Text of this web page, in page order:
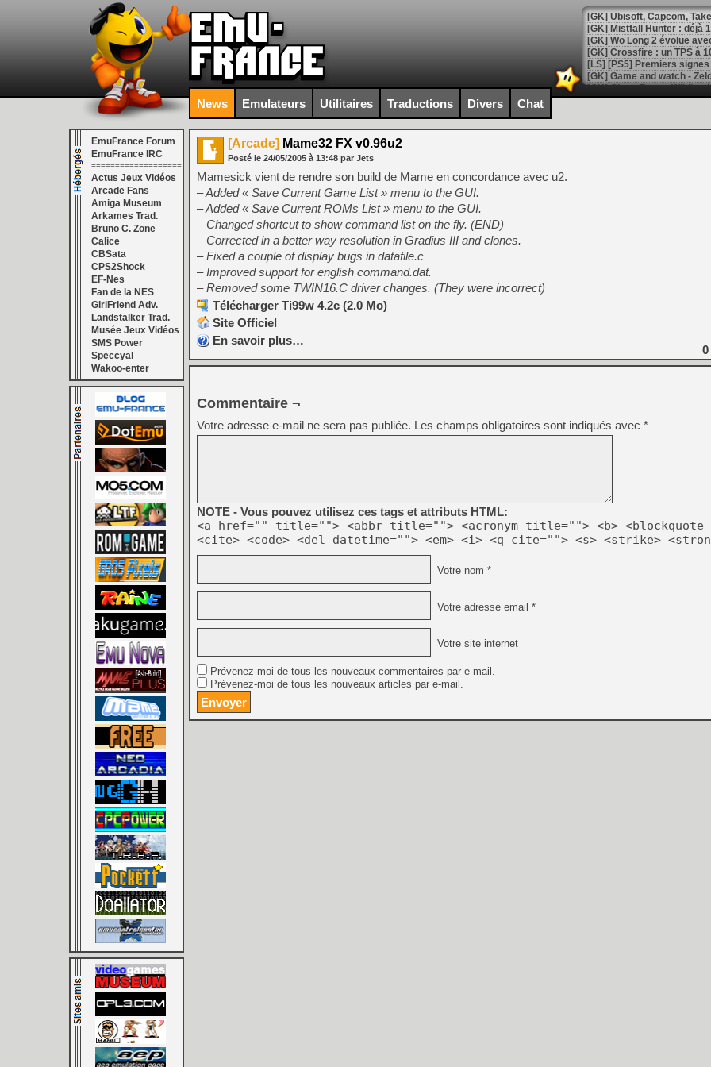
[GK] Mistfall Hunter : déjà
[GK] Wo Long 2 évolue
[GK] Crossfire : un TPS à
[LS] [PS5] Premiers
[Mo5] DOOM arrive en
[GK] Bethesda fête les 30
[GK] Roblox : l'action en
[GK] Agenda - GeForce
[LS] [PS5] ps5-y2jb-
[GK] Pourquoi Marvel
[GK] Test : Restory : Chill
[GK] GTA 6 : Rockstar
[GK] Hot Wheels Infinite
[GK] Mémoire cash -
[GK] Résultats Nintendo :
[GK] Déjà des
[Mo5] Brickboy cherche à
[GK] Minecraft et ses «
[GK] Beast of
[GK] Ubisoft : fin de partie
[GK] Mémoire cash -
[GK] Dan Houser (GTA)
[GK] Comment EA Sports
[GK] Crimson Moon : un
[GK] Isle of Reveries : le
[GK] Moonlighter 2 : The
[GK] Capcom relance
[Mo5] Deux inédits du
News Emulateurs Utilitaires Traductions Divers Chat
EmuFrance Forum
EmuFrance IRC
===================
Actus Jeux Vidéos
Arcade Fans
Amiga Museum
Arkames Trad.
Bruno C. Zone
Calice
CBSata
CPS2Shock
EF-Nes
Fan de la NES
GirlFriend Adv.
Landstalker Trad.
Musée Jeux Vidéos
SMS Power
Speccyal
Wakoo-enter
[Arcade] Mame32 FX v0.96u2
Posté le 24/05/2005 à 13:48 par Jets
Mamesick vient de rendre son build de Mame en concordance avec u2.
– Added « Save Current Game List » menu to the GUI.
– Added « Save Current ROMs List » menu to the GUI.
– Changed shortcut to show command list on the fly. (END)
– Corrected in a better way resolution in Gradius III and clones.
– Fixed a couple of display bugs in datafile.c
– Improved support for english command.dat.
– Removed some TWIN16.C driver changes. (They were incorrect)
Télécharger Ti99w 4.2c (2.0 Mo)
Site Officiel
En savoir plus…
0
Commentaire ¬
Votre adresse e-mail ne sera pas publiée. Les champs obligatoires sont indiqués avec *
NOTE - Vous pouvez utilisez ces tags et attributs HTML:
<a href="" title=""> <abbr title=""> <acronym title=""> <b> <blockquote
<cite> <code> <del datetime=""> <em> <i> <q cite=""> <s> <strike>
Votre nom *
Votre adresse email *
Votre site internet
Prévenez-moi de tous les nouveaux commentaires par e-mail.
Prévenez-moi de tous les nouveaux articles par e-mail.